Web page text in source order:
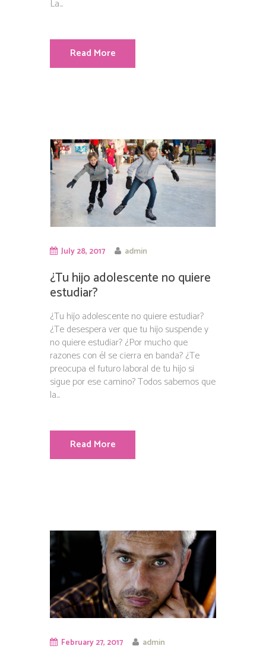
La...
Read More
July 28, 2017 admin
¿Tu hijo adolescente no quiere
estudiar?
¿Tu hijo adolescente no quiere estudiar?
¿Te desespera ver que tu hijo suspende y
no quiere estudiar? ¿Por mucho que
razones con él se cierra en banda? ¿Te
preocupa el futuro laboral de tu hijo si
sigue por ese camino? Todos sabemos que
la...
Read More
February 27, 2017 admin